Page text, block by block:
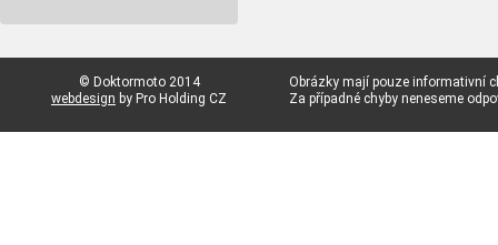
© Doktormoto 2014
webdesign by Pro Holding CZ
Obrázky mají pouze informativní
Za případné chyby neneseme